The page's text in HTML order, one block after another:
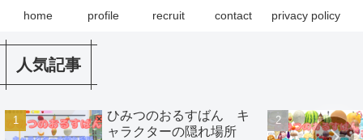
home profile recruit contact privacy policy
人気記事
ひみつのおるすばん キ
ャラクターの隠れ場所